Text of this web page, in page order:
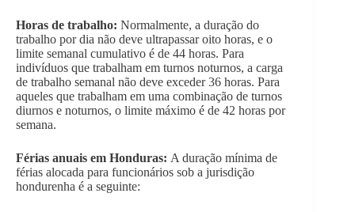
Horas de trabalho: Normalmente, a duração do
trabalho por dia não deve ultrapassar oito horas, e o
limite semanal cumulativo é de 44 horas. Para
indivíduos que trabalham em turnos noturnos, a carga
de trabalho semanal não deve exceder 36 horas. Para
aqueles que trabalham em uma combinação de turnos
diurnos e noturnos, o limite máximo é de 42 horas por
semana.
Férias anuais em Honduras: A duração mínima de
férias alocada para funcionários sob a jurisdição
hondurenha é a seguinte: